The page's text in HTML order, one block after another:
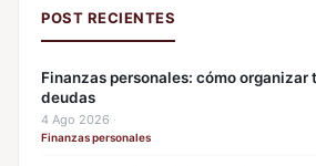
POST RECIENTES
Finanzas personales: cómo organizar
deudas
4 Ago 2026 ·
Finanzas personales